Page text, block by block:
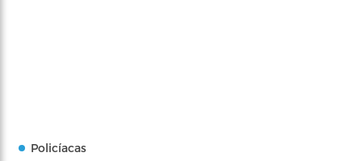
Policíacas